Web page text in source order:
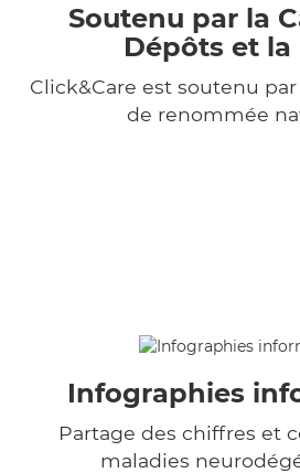
Soutenu par la
Dépôts et la
Click&Care est soutenu
de renommée
Infographies
Partage des chiffres et
maladies